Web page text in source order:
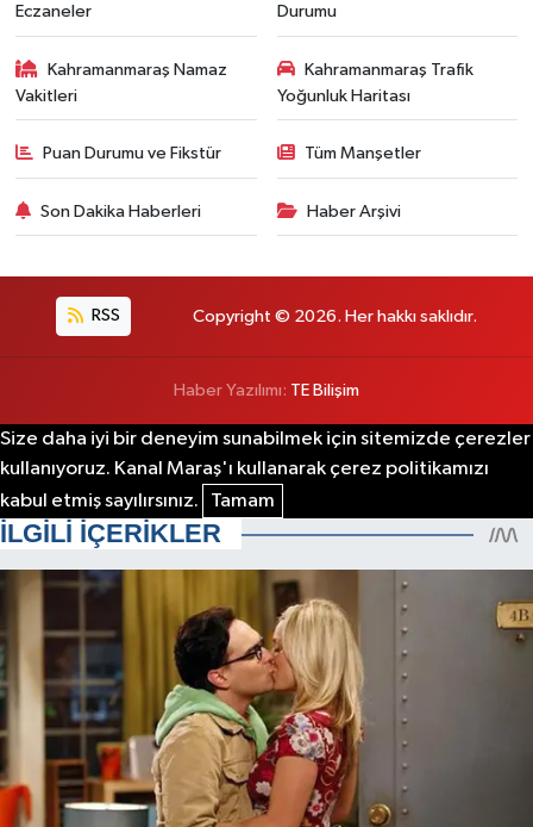
Eczaneler
Durumu
Kahramanmaraş Namaz
Vakitleri
Kahramanmaraş Trafik
Yoğunluk Haritası
Puan Durumu ve Fikstür Tüm Manşetler
Son Dakika Haberleri Haber Arşivi
RSS Copyright © 2026. Her hakkı saklıdır.
Haber Yazılımı: TE Bilişim
Size daha iyi bir deneyim sunabilmek için sitemizde çerezler
kullanıyoruz. Kanal Maraş'ı kullanarak çerez politikamızı
kabul etmiş sayılırsınız.
Tamam